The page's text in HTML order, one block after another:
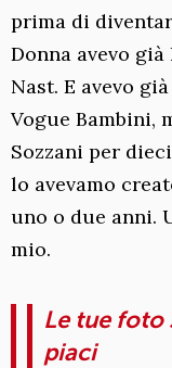
prima di
Donna avevo
Nast. E avevo
Vogue Bambini,
Sozzani per
lo avevamo
uno o due anni.
mio.
Le tue
piaci